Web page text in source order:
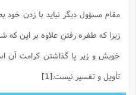
مقام مسؤول دیگر نباید با زدن
زیرا که طفره رفتن علاوه بر این
خویش و زیر پا گذاشتن کرامت آن
تأویل و تفسیر نیست.[1]